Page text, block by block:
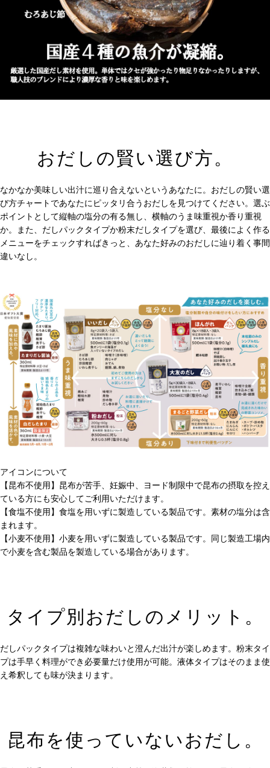
おだしの賢い選び方。
なかなか美味しい出汁に巡り合えないというあなたに。おだしの賢い選
び方チャートであなたにピッタリ合うおだしを見つけてください。選ぶ
ポイントとして縦軸の塩分の有る無し、横軸のうま味重視か香り重視
か。また、だしパックタイプか粉末だしタイプを選び、最後によく作る
メニューをチェックすればきっと、あなた好みのおだしに辿り着く事間
違いなし。
アイコンについて
【昆布不使用】昆布が苦手、妊娠中、ヨード制限中で昆布の摂取を控え
ている方にも安心してご利用いただけます。
【食塩不使用】食塩を用いずに製造している製品です。素材の塩分は含
まれます。
【小麦不使用】小麦を用いずに製造している製品です。同じ製造工場内
で小麦を含む製品を製造している場合があります。
タイプ別おだしのメリット。
だしパックタイプは複雑な味わいと澄んだ出汁が楽しめます。粉末タイ
プは手早く料理ができ必要量だけ使用が可能。液体タイプはそのまま使
え希釈しても味が決まります。
昆布を使っていないおだし。